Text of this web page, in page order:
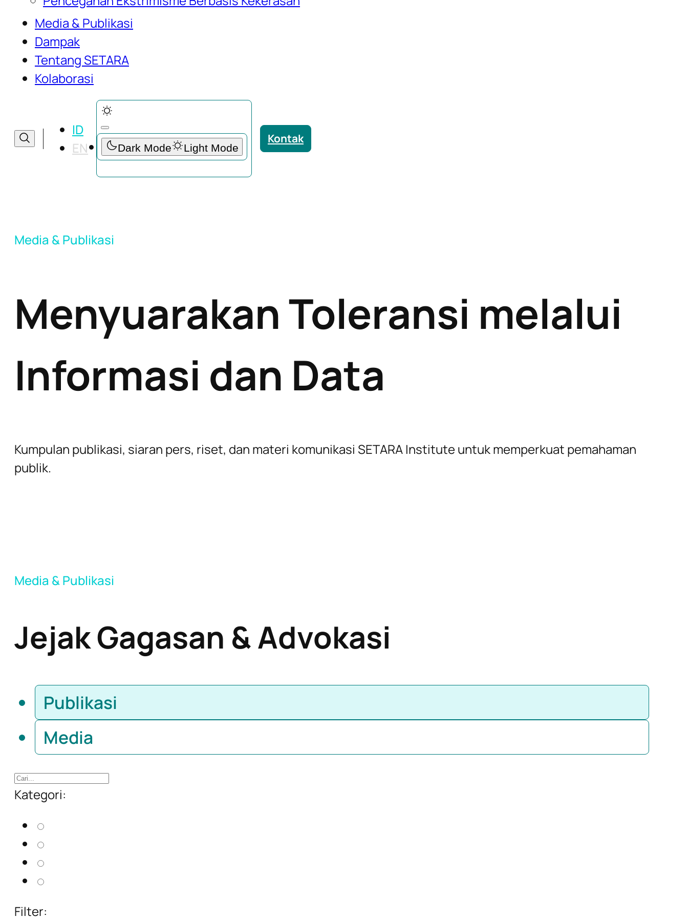
Media & Publikasi
Dampak
Tentang SETARA
Kolaborasi
ID
EN
Kontak
Cari Publikasi Media yang Kamu Butuhkan
Cari
Cari
Media & Publikasi
Menyuarakan Toleransi melalui
Informasi dan Data
Kumpulan publikasi, siaran pers, riset, dan materi komunikasi SETARA Institute untuk memperkuat pemahaman
publik.
Media & Publikasi
Jejak Gagasan & Advokasi
Publikasi
Media
Kategori:
Filter: